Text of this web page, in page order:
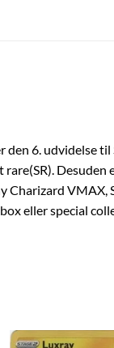
6. udvidelse
Charizard
eller special